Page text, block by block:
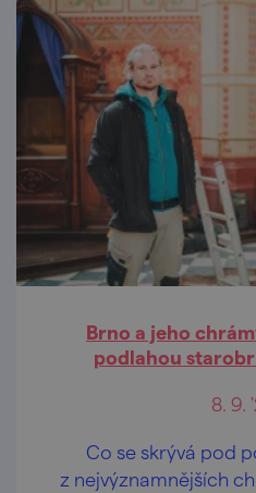
Brno a jeho
podlahou
8. 9.
Co se skrývá pod
z nejvýznamnějších